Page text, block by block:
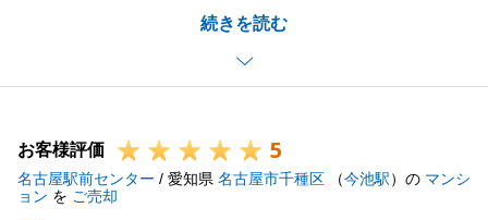
続きを読む
お言葉をいただけましたこと、大変嬉しく思います。
今回、ご遠方からのお手続きになりましたが、ご多忙
な中、打ち合わせ等でいつも貴重なお時間をいただき
Ｋ様のご協力無しに、最後のお引渡しを迎えることは
できなかったと感じております。
また、今回ご指摘頂きました件については、真摯に受
お客様評価 5
名古屋駅前センター / 愛知県 名古屋市千種区 （今池駅）の マンシ
ョン を ご売却